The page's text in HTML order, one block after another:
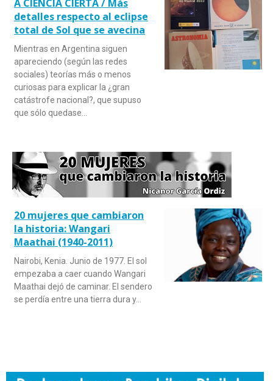
A CIENCIA CIERTA / Más
detalles respecto al eclipse
total de Sol que se avecina
Mientras en Argentina siguen
apareciendo (según las redes
sociales) teorías más o menos
curiosas para explicar la ¿gran
catástrofe nacional?, que supuso
que sólo quedase…
20 mujeres que cambiaron
la historia: Wangari
Maathai (1940-2011)
Nairobi, Kenia. Junio de 1977. El sol
empezaba a caer cuando Wangari
Maathai dejó de caminar. El sendero
se perdía entre una tierra dura y…